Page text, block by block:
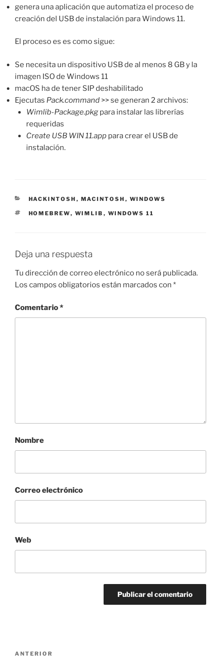
genera una aplicación que automatiza el proceso de
creación del USB de instalación para Windows 11.
El proceso es es como sigue:
Se necesita un dispositivo USB de al menos 8 GB y la
imagen ISO de Windows 11
macOS ha de tener SIP deshabilitado
Ejecutas Pack.command >> se generan 2 archivos:
Wimlib-Package.pkgpara instalar las librerías
requeridas
Create USB WIN 11.apppara crear el USB de
instalación.
CATEGORÍAS
HACKINTOSH , MACINTOSH , WINDOWS
ETIQUETAS
HOMEBREW, WIMLIB , WINDOWS 11
Deja una respuesta
Tu dirección de correo electrónico no será publicada.
Los campos obligatorios están marcados con *
Comentario*
Nombre
Correo electrónico
Web
Navegación
Entrada
ANTERIOR